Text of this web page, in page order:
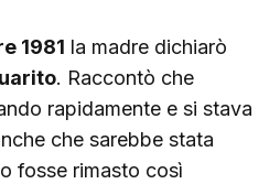
1981 la madre dichiarò
. Raccontò che
rapidamente e si stava
che sarebbe stata
fosse rimasto così